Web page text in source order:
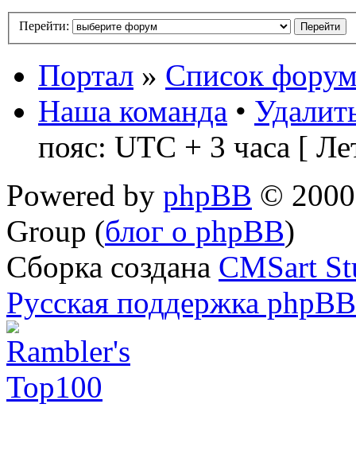
Перейти:
Портал » Список
Наша команда •
пояс: UTC + 3 часа [
Powered by phpBB ©
Group (блог о phpBB)
Сборка создана CMSart
Русская поддержка phpBB